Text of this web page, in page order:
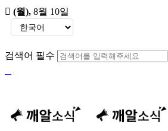
(월), 8월 10일
검색어 필수